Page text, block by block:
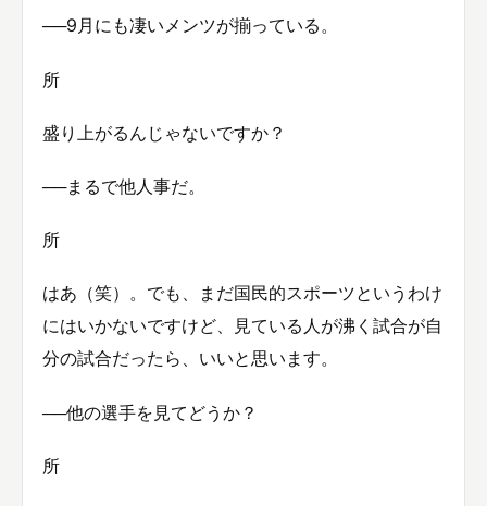
──9月にも凄いメンツが揃っている。
所
盛り上がるんじゃないですか？
──まるで他人事だ。
所
はあ（笑）。でも、まだ国民的スポーツというわけ
にはいかないですけど、見ている人が沸く試合が自
分の試合だったら、いいと思います。
──他の選手を見てどうか？
所